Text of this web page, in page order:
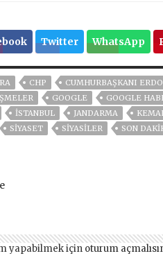
Twitter WhatsApp
CHP CUMHURBAŞKANI
GOOGLE GOOGLE
ISTANBUL JANDARMA
SİYASET SİYASİLER SON
yapabilmek için oturum